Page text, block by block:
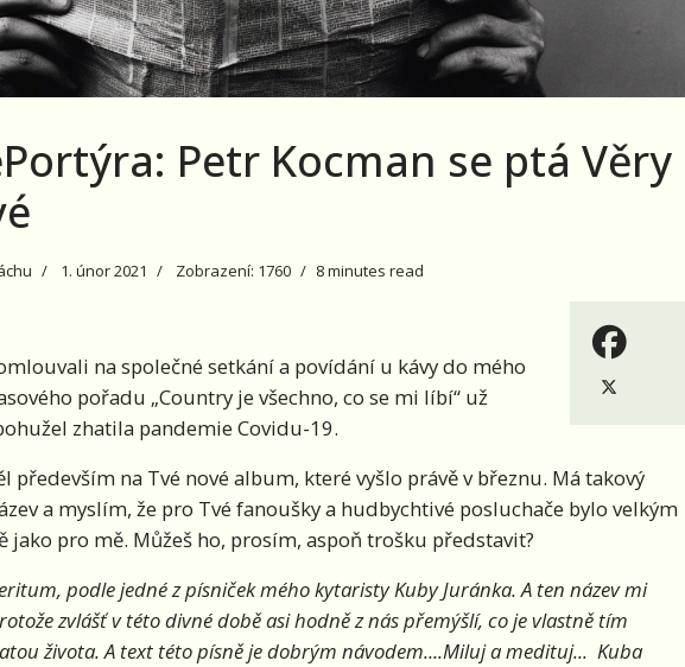
Petr Kocman se ptá Věry
1. únor 2021 Zobrazení: 1760 8 minutes read
na společné setkání a povídání u kávy do mého
pořadu „Country je všechno, co se mi líbí“ už
zhatila pandemie Covidu-19.
především na Tvé nové album, které vyšlo právě v březnu. Má takový
a myslím, že pro Tvé fanoušky a hudbychtivé posluchače bylo velkým
jako pro mě. Můžeš ho, prosím, aspoň trošku představit?
podle jedné z písniček mého kytaristy Kuby Juránka. A ten název mi
zvlášť v této divné době asi hodně z nás přemýšlí, co je vlastně tím
života. A text této písně je dobrým návodem....Miluj a medituj... Kuba